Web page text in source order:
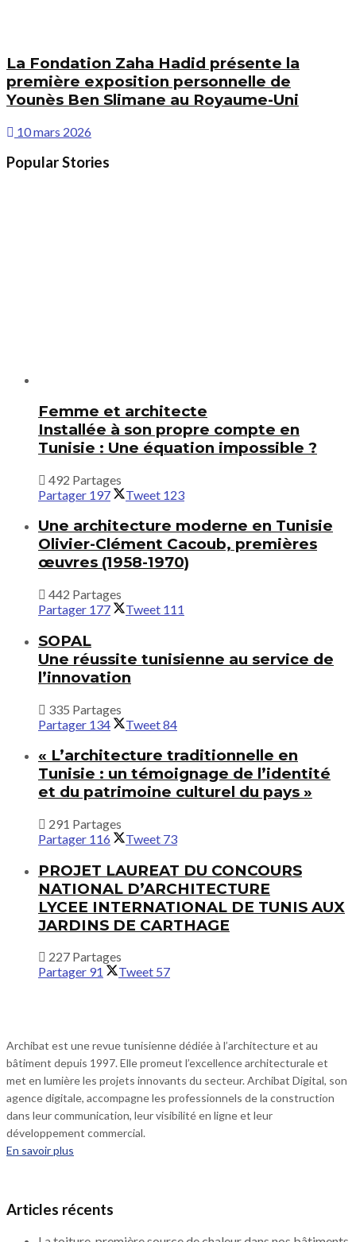
La Fondation Zaha Hadid présente la
première exposition personnelle de
Younès Ben Slimane au Royaume-Uni
10 mars 2026
Popular Stories
Femme et architecte
Installée à son propre compte en
Tunisie : Une équation impossible ?
492 Partages
Partager 197 Tweet 123
Une architecture moderne en Tunisie
Olivier-Clément Cacoub, premières
œuvres (1958-1970)
442 Partages
Partager 177 Tweet 111
SOPAL
Une réussite tunisienne au service de
l’innovation
335 Partages
Partager 134 Tweet84
« L’architecture traditionnelle en
Tunisie : un témoignage de l’identité
et du patrimoine culturel du pays »
291 Partages
Partager 116 Tweet 73
PROJET LAUREAT DU CONCOURS
NATIONAL D’ARCHITECTURE
LYCEE INTERNATIONAL DE TUNIS AUX
JARDINS DE CARTHAGE
227 Partages
Partager 91 Tweet 57
Archibat est une revue tunisienne dédiée à l’architecture et au
bâtiment depuis 1997. Elle promeut l’excellence architecturale et
met en lumière les projets innovants du secteur. Archibat Digital, son
agence digitale, accompagne les professionnels de la construction
dans leur communication, leur visibilité en ligne et leur
développement commercial.
En savoir plus
Articles récents